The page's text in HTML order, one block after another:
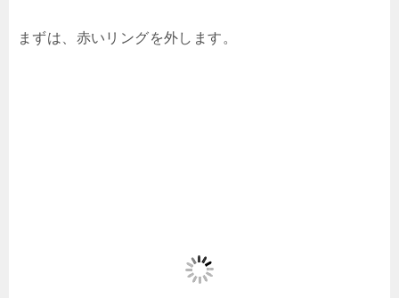
まずは、赤いリングを外します。